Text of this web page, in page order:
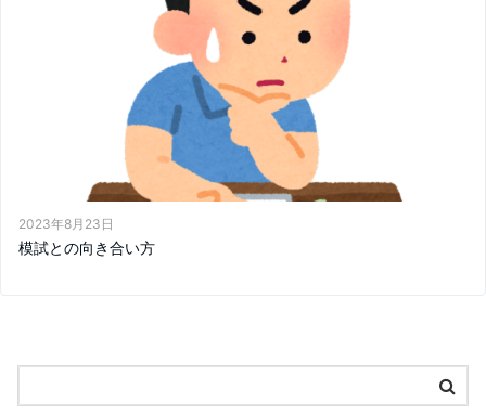
2023年8月23日
模試との向き合い方